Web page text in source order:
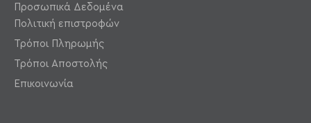
Προσωπικά Δεδομένα
Πολιτική επιστροφών
Τρόποι Πληρωμής
Τρόποι Αποστολής
Επικοινωνία